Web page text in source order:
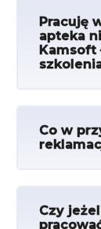
Pracuję
apteka
Kamsoft
Co w
Czy